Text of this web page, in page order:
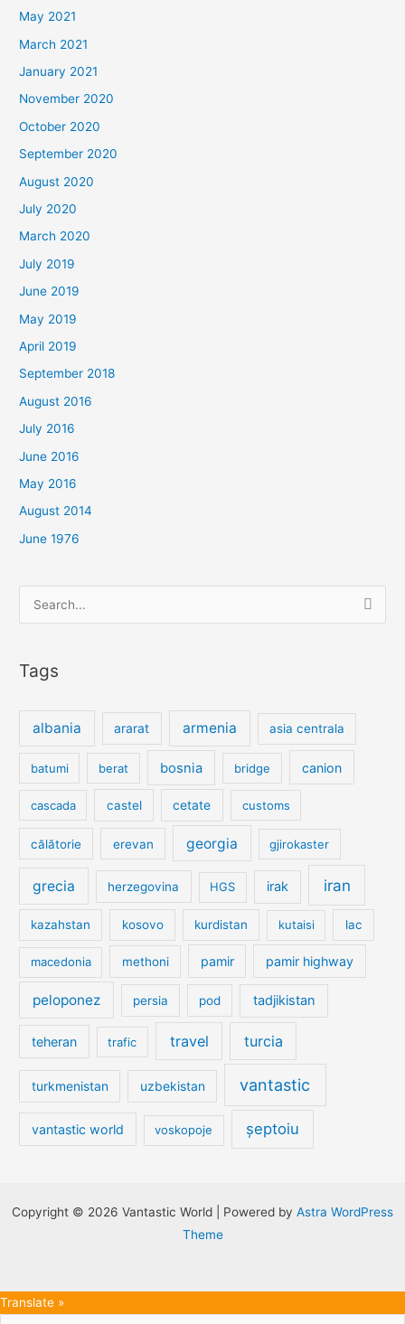
May 2021
March 2021
January 2021
November 2020
October 2020
September 2020
August 2020
July 2020
March 2020
July 2019
June 2019
May 2019
April 2019
September 2018
August 2016
July 2016
June 2016
May 2016
August 2014
June 1976
for:
Tags
albania ararat armenia asia centrala
batumi berat bosnia bridge canion
cascada castel cetate customs
călătorie erevan georgia gjirokaster
grecia herzegovina HGS irak iran
kazahstan kosovo kurdistan kutaisi lac
macedonia methoni pamir pamir highway
peloponez persia pod tadjikistan
teheran trafic travel turcia
turkmenistan uzbekistan vantastic
vantastic world voskopoje șeptoiu
Copyright © 2026 Vantastic World | Powered by Astra WordPress
Theme
Translate »